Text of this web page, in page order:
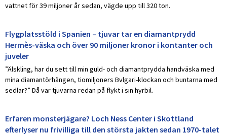
vattnet för 39 miljoner år sedan, vägde upp till 320 ton.
Flygplatsstöld i Spanien – tjuvar tar en diamantprydd
Hermès-väska och över 90 miljoner kronor i kontanter och
juveler
”Älskling, har du sett till min guld- och diamantprydda handväska med
mina diamantörhängen, tiomiljoners Bvlgari-klockan och buntarna med
sedlar?” Då var tjuvarna redan på flykt i sin hyrbil.
Erfaren monsterjägare? Loch Ness Center i Skottland
efterlyser nu frivilliga till den största jakten sedan 1970-talet